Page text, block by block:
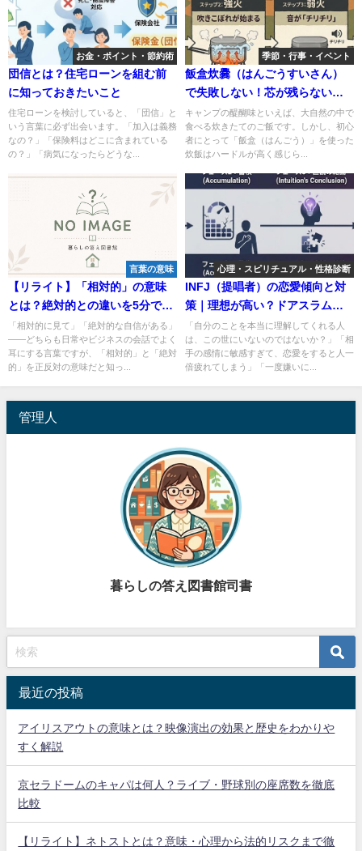
お金・ポイント・節約術
団信とは？住宅ローンを組む前
に知っておきたいこと
住宅ローンを検討していると、「団信」と
いう言葉に必ず出会います。「加入は義務
なの？」「保険料はどこに含まれている
の？」「病気になったらどうな...
季節・行事・イベント
飯盒炊爨（はんごうすいさん）
で失敗しない！芯が残らない・
焦げない美味しい炊き方の極意
キャンプの醍醐味といえば、大自然の中で
食べる炊きたてのご飯です。しかし、初心
者にとって「飯盒（はんごう）」を使った
炊飯はハードルが高く感じら...
言葉の意味
【リライト】「相対的」の意味
とは？絶対的との違いを5分で完
全理解
「相対的に見て」「絶対的な自信がある」
——どちらも日常やビジネスの会話でよく
耳にする言葉ですが、「相対的」と「絶対
的」を正反対の意味だと知っ...
心理・スピリチュアル・性格診断
INFJ（提唱者）の恋愛傾向と対
策｜理想が高い？ドアスラムの
理由は？相性の良いタイプまで
徹底解説
「自分のことを本当に理解してくれる人
は、この世にいないのではないか？」「相
手の感情に敏感すぎて、恋愛をすると人一
倍疲れてしまう」「一度嫌いに...
管理人
暮らしの答え図書館司書
最近の投稿
アイリスアウトの意味とは？映像演出の効果と歴史をわかりや
すく解説
京セラドームのキャパは何人？ライブ・野球別の座席数を徹底
比較
【リライト】ネトストとは？意味・心理から法的リスクまで徹